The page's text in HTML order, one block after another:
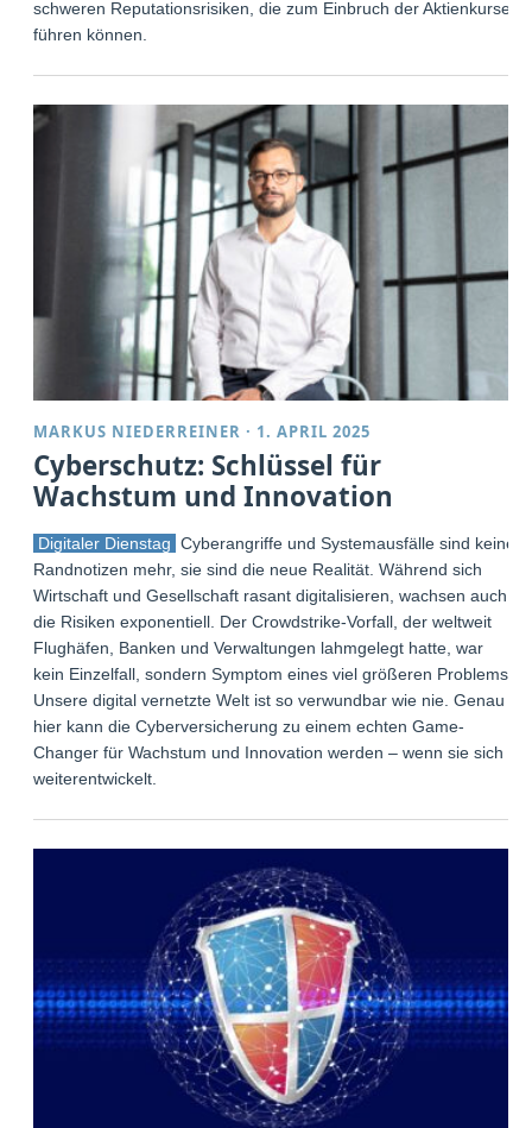
schweren Reputationsrisiken, die zum Einbruch der Aktienkurse
führen können.
MARKUS NIEDERREINER · 1. APRIL 2025
Cyberschutz: Schlüssel für
Wachstum und Innovation
Digitaler Dienstag Cyberangriffe und Systemausfälle sind keine
Randnotizen mehr, sie sind die neue Realität. Während sich
Wirtschaft und Gesellschaft rasant digitalisieren, wachsen auch
die Risiken exponentiell. Der Crowdstrike-Vorfall, der weltweit
Flughäfen, Banken und Verwaltungen lahmgelegt hatte, war
kein Einzelfall, sondern Symptom eines viel größeren Problems:
Unsere digital vernetzte Welt ist so verwundbar wie nie. Genau
hier kann die Cyberversicherung zu einem echten Game-
Changer für Wachstum und Innovation werden – wenn sie sich
weiterentwickelt.